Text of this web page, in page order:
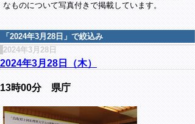
なものについて写真付きで掲載しています。
「 2024年3月28日 」で絞込み
2024年3月28日
2024年3月28日（木）
13時00分 県庁